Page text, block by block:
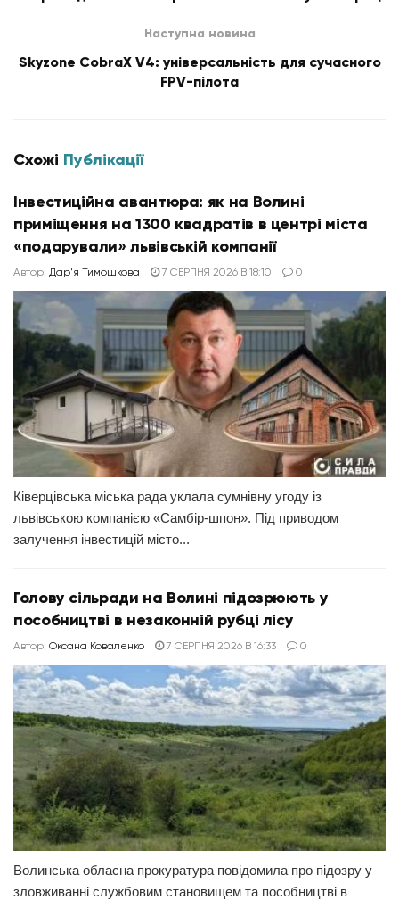
Наступна новина
Skyzone CobraX V4: універсальність для сучасного
FPV-пілота
Схожі Публікації
Інвестиційна авантюра: як на Волині
приміщення на 1300 квадратів в центрі міста
«подарували» львівській компанії
Автор: Дар'я Тимошкова 7 СЕРПНЯ 2026 В 18:10 0
Ківерцівська міська рада уклала сумнівну угоду із
львівською компанією «Самбір-шпон». Під приводом
залучення інвестицій місто...
Голову сільради на Волині підозрюють у
пособництві в незаконній рубці лісу
Автор: Оксана Коваленко 7 СЕРПНЯ 2026 В 16:33 0
Волинська обласна прокуратура повідомила про підозру у
зловживанні службовим становищем та пособництві в